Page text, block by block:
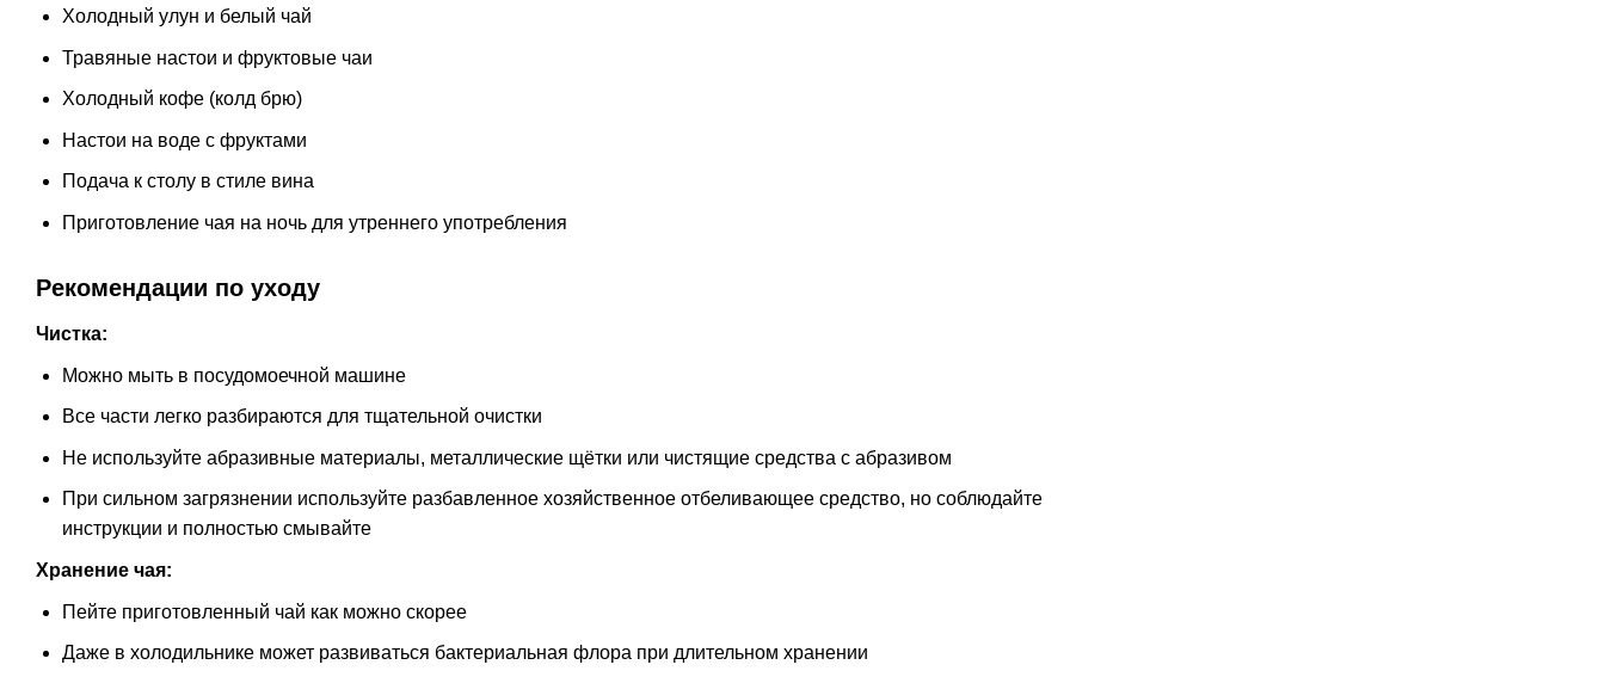
Холодный улун и белый чай
Травяные настои и фруктовые чаи
Холодный кофе (колд брю)
Настои на воде с фруктами
Подача к столу в стиле вина
Приготовление чая на ночь для утреннего употребления
Рекомендации по уходу
Чистка:
Можно мыть в посудомоечной машине
Все части легко разбираются для тщательной очистки
Не используйте абразивные материалы, металлические щётки или чистящие средства с абразивом
При сильном загрязнении используйте разбавленное хозяйственное отбеливающее средство, но соблюдайте
инструкции и полностью смывайте
Хранение чая:
Пейте приготовленный чай как можно скорее
Даже в холодильнике может развиваться бактериальная флора при длительном хранении